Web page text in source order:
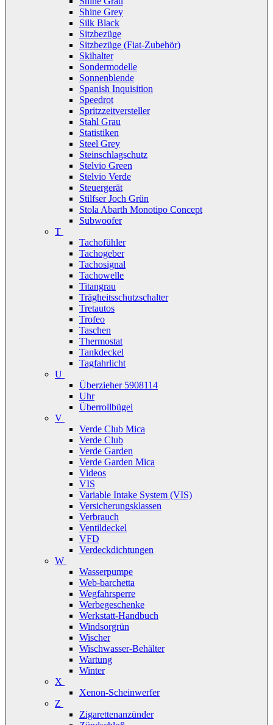
Shine Grey
Silk Black
Sitzbezüge
Sitzbezüge (Fiat-Zubehör)
Skihalter
Sondermodelle
Sonnenblende
Spanish Inquisition
Speedrot
Spritzzeitversteller
Stahl Grau
Statistiken
Steel Grey
Steinschlagschutz
Stelvio Green
Stelvio Verde
Steuergerät
Stilfser Joch Grün
Stola Abarth Monotipo Concept
Subwoofer
T
Tachofühler
Tachogeber
Tachosignal
Tachowelle
Titangrau
Trägheitsschutzschalter
Tretautos
Trofeo
Taschen
Thermostat
Tankdeckel
Tagfahrlicht
U
Überzieher 5908114
Uhr
Überrollbügel
V
Verde Club Mica
Verde Club
Verde Garden
Verde Garden Mica
Videos
VIS
Variable Intake System (VIS)
Versicherungsklassen
Verbrauch
Ventildeckel
VFD
Verdeckdichtungen
W
Wasserpumpe
Web-barchetta
Wegfahrsperre
Werbegeschenke
Werkstatt-Handbuch
Windsorgrün
Wischer
Wischwasser-Behälter
Wartung
Winter
X
Xenon-Scheinwerfer
Z
Zigarettenanzünder